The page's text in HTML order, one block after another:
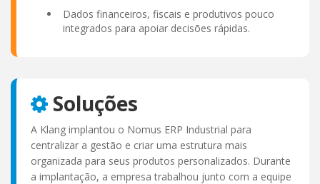
Dados financeiros, fiscais e produtivos pouco
integrados para apoiar decisões rápidas.
Soluções
A Klang implantou o Nomus ERP Industrial para
centralizar a gestão e criar uma estrutura mais
organizada para seus produtos personalizados. Durante
a implantação, a empresa trabalhou junto com a equipe